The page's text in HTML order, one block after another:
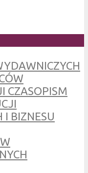
CZASOPISM
I BIZNESU